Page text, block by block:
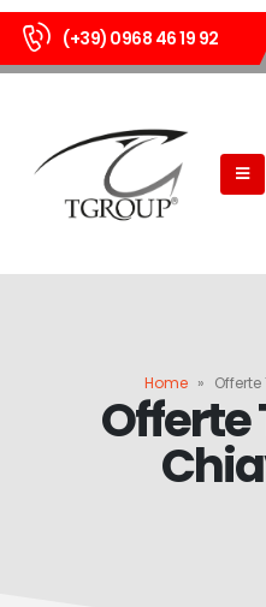
(+39) 0968 46 19 92
Home »
Offerte